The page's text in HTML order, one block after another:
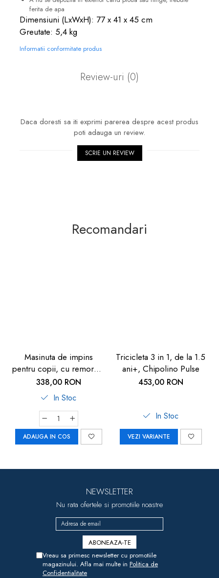
ferita de apa
Dimensiuni (LxWxH): 77 x 41 x 45 cm
Greutate: 5,4 kg
Informatii conformitate produs
Review-uri (0)
Daca doresti sa iti exprimi parerea despre acest produs
poti adauga un review.
SCRIE UN REVIEW
Recomandari
Masinuta de impins
pentru copii, cu remorca,
1 an+, Smoby Pony
338,00 RON
In Stoc
ADAUGA IN COS
Tricicleta 3 in 1, de la 1.5
ani+, Chipolino Pulse
453,00 RON
In Stoc
VEZI VARIANTE
NEWSLETTER
Nu rata ofertele si promotiile noastre
Vreau sa primesc newsletter cu promotiile
magazinului. Afla mai multe in Politica de
Confidentialitate